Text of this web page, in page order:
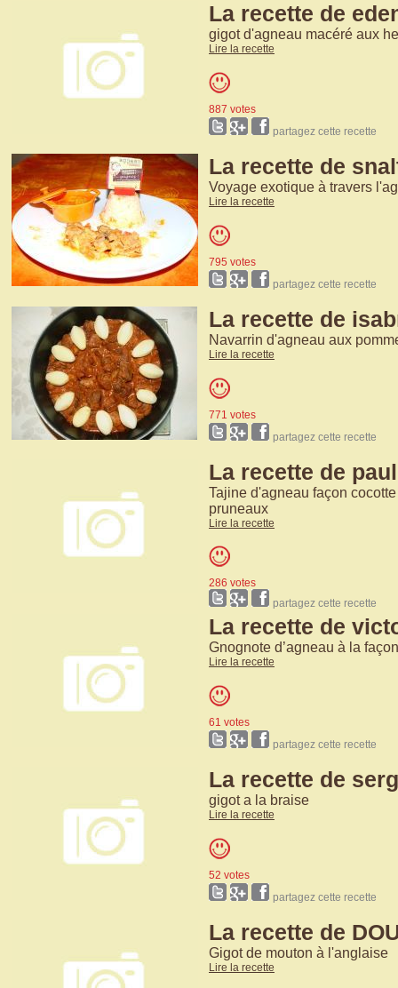
La recette de
gigot d'agneau macéré aux
Lire la recette
887 votes
partagez cette recette
La recette de
Voyage exotique à travers
Lire la recette
795 votes
partagez cette recette
La recette de
Navarrin d'agneau aux
Lire la recette
771 votes
partagez cette recette
La recette de
Tajine d'agneau façon
pruneaux
Lire la recette
286 votes
partagez cette recette
La recette de
Gnognote d’agneau à la
Lire la recette
61 votes
partagez cette recette
La recette de
gigot a la braise
Lire la recette
52 votes
partagez cette recette
La recette de
Gigot de mouton à l'anglaise
Lire la recette